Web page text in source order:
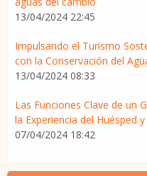
13/04/2024 22:45
Impulsando el Turismo
con la Conservación del
13/04/2024 08:33
Las Funciones Clave de un
la Experiencia del Huésped
07/04/2024 18:42